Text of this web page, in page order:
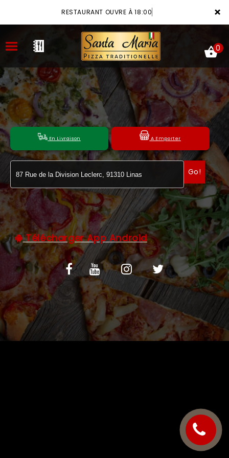
×
RESTAURANT OUVRE À 18:00
ACCUEIL
LA CARTE
VOTRE COMPTE
NOTRE RESTAURANT
VOS AVIS
MENTIONS LÉGALES
C.G.V
0
En Livraison A Emporter
Go!
Télécharger App Android